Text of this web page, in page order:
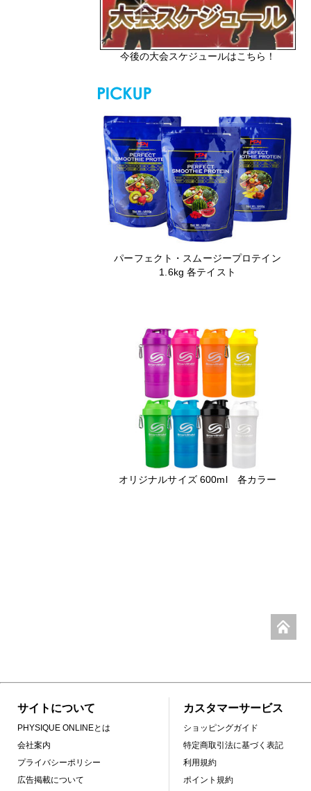
今後の大会スケジュールはこちら！
パーフェクト・スムージープロテイン
1.6kg 各テイスト
オリジナルサイズ 600ml 各カラー
サイトについて
PHYSIQUE ONLINEとは
会社案内
プライバシーポリシー
広告掲載について
カスタマーサービス
ショッピングガイド
特定商取引法に基づく表記
利用規約
ポイント規約